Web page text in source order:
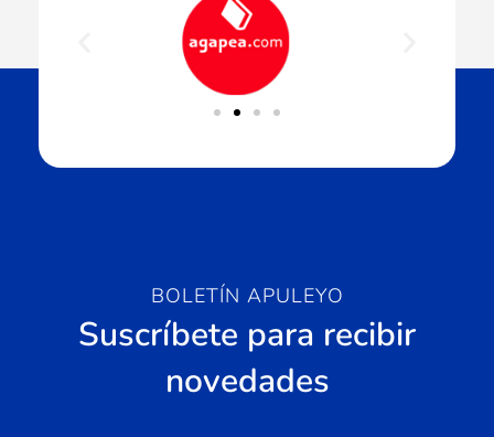
BOLETÍN APULEYO
Suscríbete para recibir
novedades